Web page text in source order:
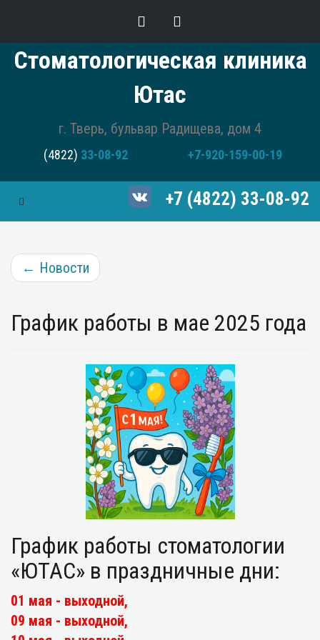
Стоматологическая клиника
Ютас
г. Тверь, бульвар Радищева, дом 4
(4822) 33-08-92 +7-920-159-00-19
Toggle Navigation +7 (4822) 33-08-92
← Новости
График работы в мае 2025 года
График работы стоматологии
«ЮТАС» в праздничные дни:
01 мая - выходной,
09 мая - выходной,